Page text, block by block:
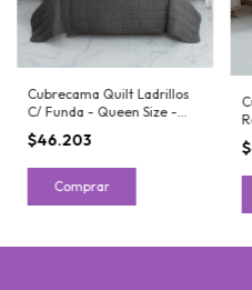
Cubrecama Quilt Ladrillos
C/ Funda - Queen Size -
Catana Home
$46.203
Comprar